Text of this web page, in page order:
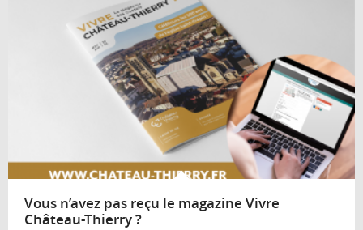
Vous n’avez pas reçu le magazine Vivre
Château-Thierry ?